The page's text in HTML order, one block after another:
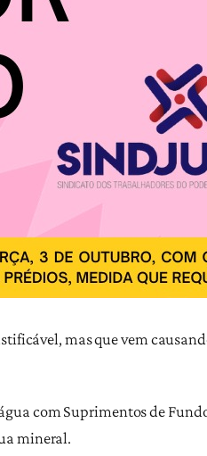
mas que vem
com Suprimentos de
mineral.